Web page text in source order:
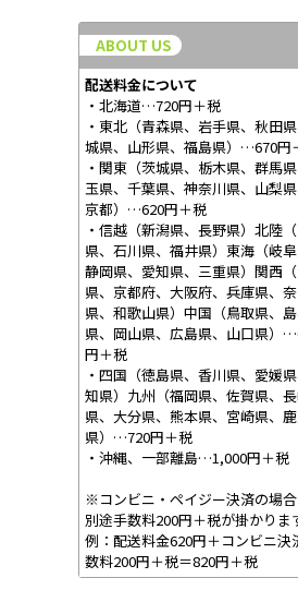
ABOUT US
配送料金について
・北海道…720円＋税
・東北（青森県、岩手県、秋田
城県、山形県、福島県）…670円
・関東（茨城県、栃木県、群馬
玉県、千葉県、神奈川県、山梨
京都）…620円＋税
・信越（新潟県、長野県）北陸
県、石川県、福井県）東海（岐阜
静岡県、愛知県、三重県）関西
県、京都府、大阪府、兵庫県、
県、和歌山県）中国（鳥取県、
県、岡山県、広島県、山口県）
円＋税
・四国（徳島県、香川県、愛媛
知県）九州（福岡県、佐賀県、
県、大分県、熊本県、宮崎県、
県）…720円＋税
・沖縄、一部離島…1,000円＋税
※コンビニ・ペイジー決済の場合
別途手数料200円＋税が掛かりま
例：配送料金620円＋コンビニ決
数料200円＋税＝820円＋税